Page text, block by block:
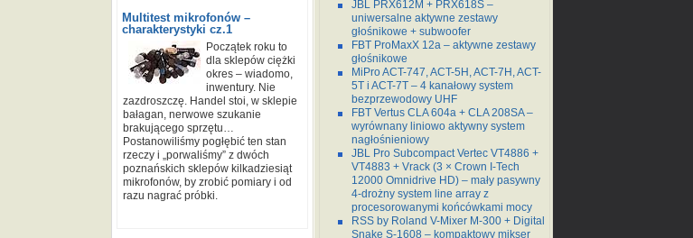
Multitest mikrofonów –
charakterystyki cz.1
Początek roku to
dla sklepów ciężki
okres – wiadomo,
inwentury. Nie
zazdroszczę. Handel stoi, w sklepie
bałagan, nerwowe szukanie
brakującego sprzętu…
Postanowiliśmy pogłębić ten stan
rzeczy i „porwaliśmy” z dwóch
poznańskich sklepów kilkadziesiąt
mikrofonów, by zrobić pomiary i od
razu nagrać próbki.
JBL PRX612M + PRX618S –
uniwersalne aktywne zestawy
głośnikowe + subwoofer
FBT ProMaxX 12a – aktywne zestawy
głośnikowe
MiPro ACT-747, ACT-5H, ACT-7H, ACT-
5T i ACT-7T – 4 kanałowy system
bezprzewodowy UHF
FBT Vertus CLA 604a + CLA 208SA –
wyrównany liniowo aktywny system
nagłośnieniowy
JBL Pro Subcompact Vertec VT4886 +
VT4883 + Vrack (3 × Crown I-Tech
12000 Omnidrive HD) – mały pasywny
4-drożny system line array z
procesorowanymi końcówkami mocy
RSS by Roland V-Mixer M-300 + Digital
Snake S-1608 – kompaktowy mikser